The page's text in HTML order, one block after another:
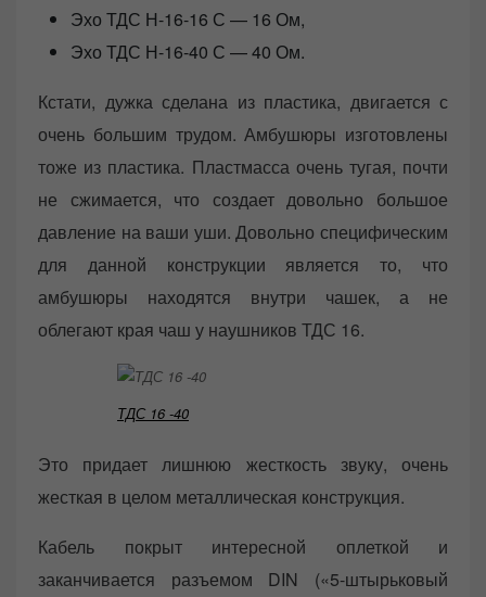
Эхо ТДС Н-16-16 С — 16 Ом,
Эхо ТДС Н-16-40 С — 40 Ом.
Кстати, дужка сделана из пластика, двигается с
очень большим трудом. Амбушюры изготовлены
тоже из пластика. Пластмасса очень тугая, почти
не сжимается, что создает довольно большое
давление на ваши уши. Довольно специфическим
для данной конструкции является то, что
амбушюры находятся внутри чашек, а не
облегают края чаш у наушников ТДС 16.
ТДС 16 -40
Это придает лишнюю жесткость звуку, очень
жесткая в целом металлическая конструкция.
Кабель покрыт интересной оплеткой и
заканчивается разъемом DIN («5-штырьковый